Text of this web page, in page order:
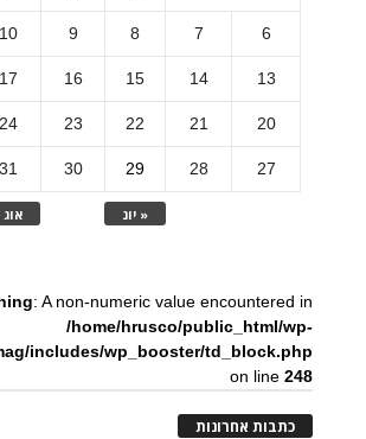
« יונ אוג
6
7
8
9
10
13
14
15
16
17
20
21
22
23
24
27
28
29
30
31
: A non-numeric value encountered in
/home/hrusco/public_html/wp-
includes/wp_booster/td_block.php
on line248
כתבות אחרונות